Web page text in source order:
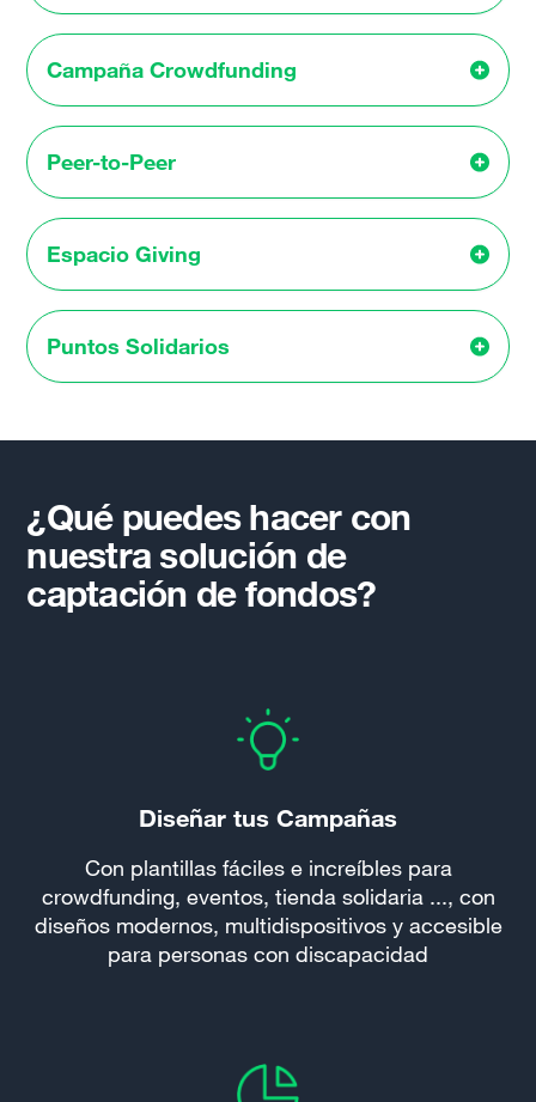
Campaña Crowdfunding
Peer-to-Peer
Espacio Giving
Puntos Solidarios
¿Qué puedes hacer con
nuestra solución de
captación de fondos?
Diseñar tus Campañas
Con plantillas fáciles e increíbles para
crowdfunding, eventos, tienda solidaria ..., con
diseños modernos, multidispositivos y accesible
para personas con discapacidad